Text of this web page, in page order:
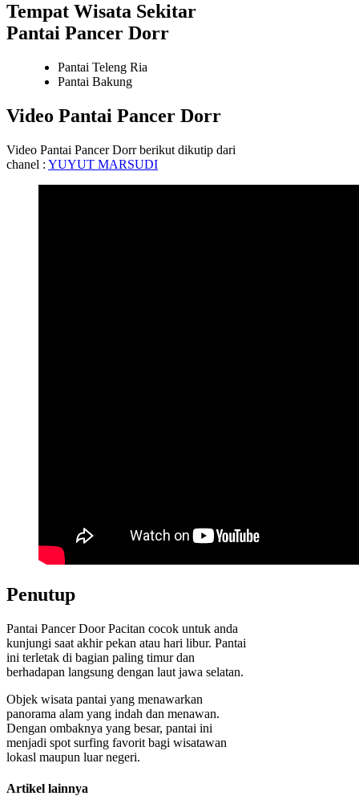
Tempat Wisata Sekitar
Pantai Pancer Dorr
Pantai Teleng Ria
Pantai Bakung
Video Pantai Pancer Dorr
Video Pantai Pancer Dorr berikut dikutip dari
chanel : YUYUT MARSUDI
Penutup
Pantai Pancer Door Pacitan cocok untuk anda
kunjungi saat akhir pekan atau hari libur. Pantai
ini terletak di bagian paling timur dan
berhadapan langsung dengan laut jawa selatan.
Objek wisata pantai yang menawarkan
panorama alam yang indah dan menawan.
Dengan ombaknya yang besar, pantai ini
menjadi spot surfing favorit bagi wisatawan
lokasl maupun luar negeri.
Artikel lainnya